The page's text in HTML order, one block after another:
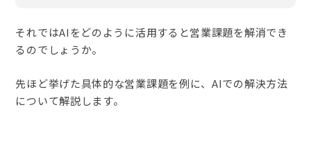
それではAIをどのように活用すると営業課題を解消でき
るのでしょうか。
先ほど挙げた具体的な営業課題を例に、AIでの解決方法
について解説します。